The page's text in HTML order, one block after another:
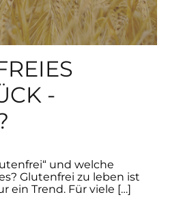
-
und welche
Glutenfrei zu leben ist
ein Trend. Für viele […]